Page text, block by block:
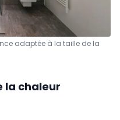
adaptée à la taille de la
la chaleur